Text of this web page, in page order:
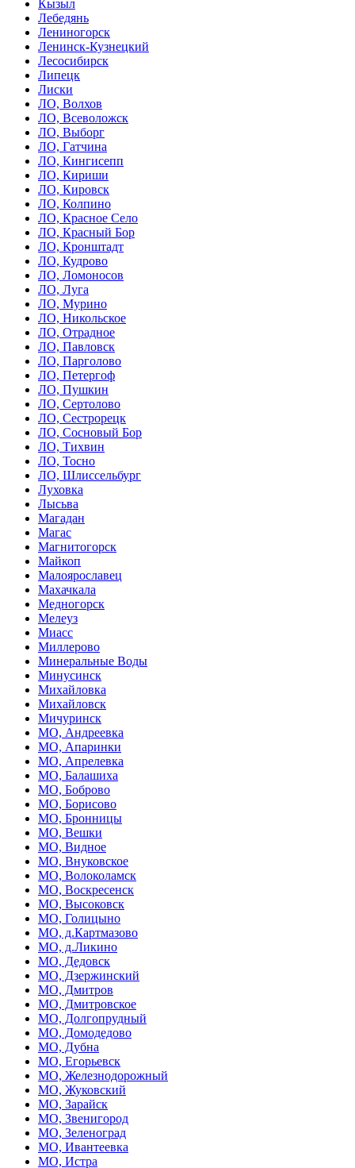
Кызыл
Лебедянь
Лениногорск
Ленинск-Кузнецкий
Лесосибирск
Липецк
Лиски
ЛО, Волхов
ЛО, Всеволожск
ЛО, Выборг
ЛО, Гатчина
ЛО, Кингисепп
ЛО, Кириши
ЛО, Кировск
ЛО, Колпино
ЛО, Красное Село
ЛО, Красный Бор
ЛО, Кронштадт
ЛО, Кудрово
ЛО, Ломоносов
ЛО, Луга
ЛО, Мурино
ЛО, Никольское
ЛО, Отрадное
ЛО, Павловск
ЛО, Парголово
ЛО, Петергоф
ЛО, Пушкин
ЛО, Сертолово
ЛО, Сестрорецк
ЛО, Сосновый Бор
ЛО, Тихвин
ЛО, Тосно
ЛО, Шлиссельбург
Луховка
Лысьва
Магадан
Магас
Магнитогорск
Майкоп
Малоярославец
Махачкала
Медногорск
Мелеуз
Миасс
Миллерово
Минеральные Воды
Минусинск
Михайловка
Михайловск
Мичуринск
МО, Андреевка
МО, Апаринки
МО, Апрелевка
МО, Балашиха
МО, Боброво
МО, Борисово
МО, Бронницы
МО, Вешки
МО, Видное
МО, Внуковское
МО, Волоколамск
МО, Воскресенск
МО, Высоковск
МО, Голицыно
МО, д.Картмазово
МО, д.Ликино
МО, Дедовск
МО, Дзержинский
МО, Дмитров
МО, Дмитровское
МО, Долгопрудный
МО, Домодедово
МО, Дубна
МО, Егорьевск
МО, Железнодорожный
МО, Жуковский
МО, Зарайск
МО, Звенигород
МО, Зеленоград
МО, Ивантеевка
МО, Истра